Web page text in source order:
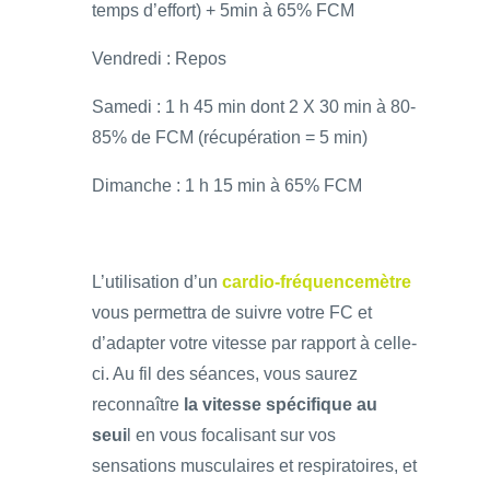
temps d’effort) + 5min à 65% FCM
Vendredi : Repos
Samedi : 1 h 45 min dont 2 X 30 min à 80-
85% de FCM (récupération = 5 min)
Dimanche : 1 h 15 min à 65% FCM
L’utilisation d’un cardio-fréquencemètre
vous permettra de suivre votre FC et
d’adapter votre vitesse par rapport à celle-
ci. Au fil des séances, vous saurez
reconnaître la vitesse spécifique au
seui l en vous focalisant sur vos
sensations musculaires et respiratoires, et